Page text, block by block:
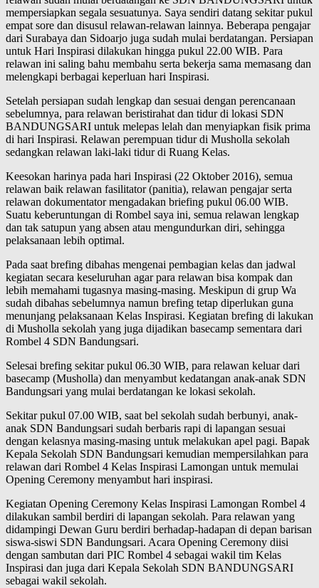
mempersiapkan segala sesuatunya. Saya sendiri datang sekitar pukul
empat sore dan disusul relawan-relawan lainnya. Beberapa pengajar
dari Surabaya dan Sidoarjo juga sudah mulai berdatangan. Persiapan
untuk Hari Inspirasi dilakukan hingga pukul 22.00 WIB. Para
relawan ini saling bahu membahu serta bekerja sama memasang dan
melengkapi berbagai keperluan hari Inspirasi.
Setelah persiapan sudah lengkap dan sesuai dengan perencanaan
sebelumnya, para relawan beristirahat dan tidur di lokasi SDN
BANDUNGSARI untuk melepas lelah dan menyiapkan fisik prima
di hari Inspirasi. Relawan perempuan tidur di Musholla sekolah
sedangkan relawan laki-laki tidur di Ruang Kelas.
Keesokan harinya pada hari Inspirasi (22 Oktober 2016), semua
relawan baik relawan fasilitator (panitia), relawan pengajar serta
relawan dokumentator mengadakan briefing pukul 06.00 WIB.
Suatu keberuntungan di Rombel saya ini, semua relawan lengkap
dan tak satupun yang absen atau mengundurkan diri, sehingga
pelaksanaan lebih optimal.
Pada saat brefing dibahas mengenai pembagian kelas dan jadwal
kegiatan secara keseluruhan agar para relawan bisa kompak dan
lebih memahami tugasnya masing-masing. Meskipun di grup Wa
sudah dibahas sebelumnya namun brefing tetap diperlukan guna
menunjang pelaksanaan Kelas Inspirasi. Kegiatan brefing di lakukan
di Musholla sekolah yang juga dijadikan basecamp sementara dari
Rombel 4 SDN Bandungsari.
Selesai brefing sekitar pukul 06.30 WIB, para relawan keluar dari
basecamp (Musholla) dan menyambut kedatangan anak-anak SDN
Bandungsari yang mulai berdatangan ke lokasi sekolah.
Sekitar pukul 07.00 WIB, saat bel sekolah sudah berbunyi, anak-
anak SDN Bandungsari sudah berbaris rapi di lapangan sesuai
dengan kelasnya masing-masing untuk melakukan apel pagi. Bapak
Kepala Sekolah SDN Bandungsari kemudian mempersilahkan para
relawan dari Rombel 4 Kelas Inspirasi Lamongan untuk memulai
Opening Ceremony menyambut hari inspirasi.
Kegiatan Opening Ceremony Kelas Inspirasi Lamongan Rombel 4
dilakukan sambil berdiri di lapangan sekolah. Para relawan yang
didampingi Dewan Guru berdiri berhadap-hadapan di depan barisan
siswa-siswi SDN Bandungsari. Acara Opening Ceremony diisi
dengan sambutan dari PIC Rombel 4 sebagai wakil tim Kelas
Inspirasi dan juga dari Kepala Sekolah SDN BANDUNGSARI
sebagai wakil sekolah.